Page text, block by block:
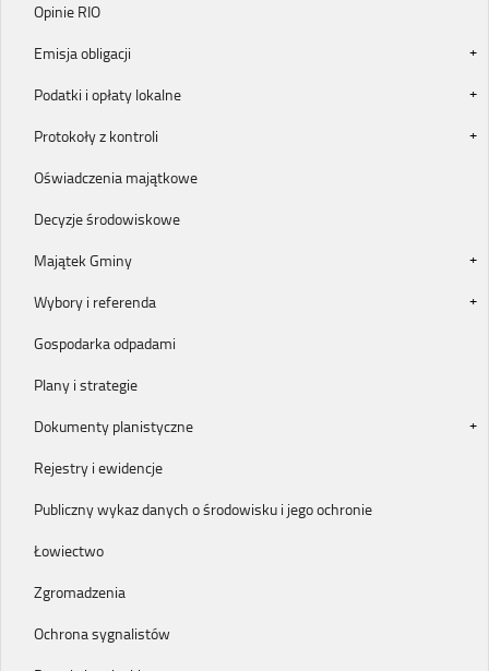
Opinie RIO
Emisja obligacji
Podatki i opłaty lokalne
Protokoły z kontroli
Oświadczenia majątkowe
Decyzje środowiskowe
Majątek Gminy
Wybory i referenda
Gospodarka odpadami
Plany i strategie
Dokumenty planistyczne
Rejestry i ewidencje
Publiczny wykaz danych o środowisku i jego ochronie
Łowiectwo
Zgromadzenia
Ochrona sygnalistów